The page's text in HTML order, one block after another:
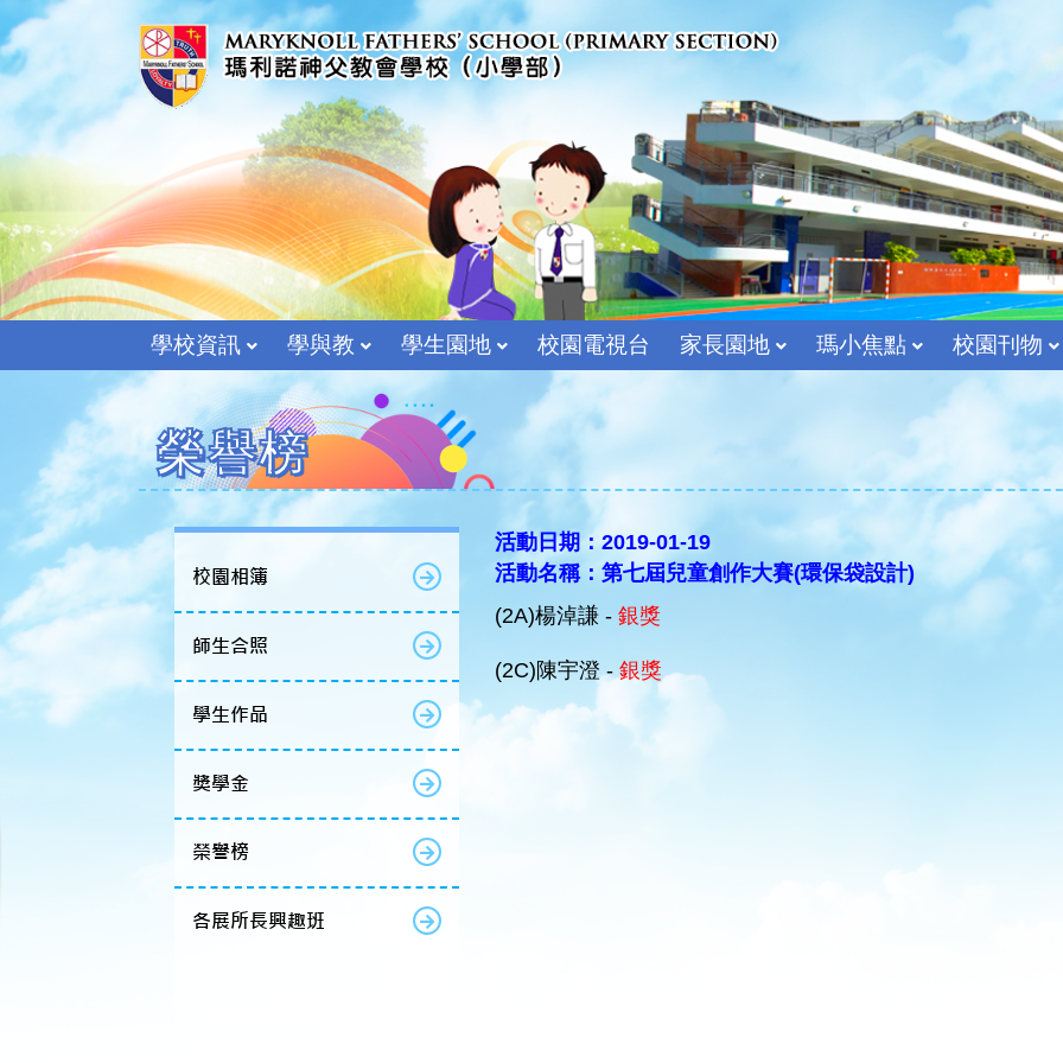
學校資訊 學與教 學生園地 校園電視台 家長園地 瑪小焦點 校園刊物
榮譽榜
校園相簿
師生合照
學生作品
獎學金
榮譽榜
各展所長興趣班
活動日期：2019-01-19
活動名稱：第七屆兒童創作大賽(環保袋設計)
(2A)楊淖謙 - 銀獎
(2C)陳宇澄 - 銀獎